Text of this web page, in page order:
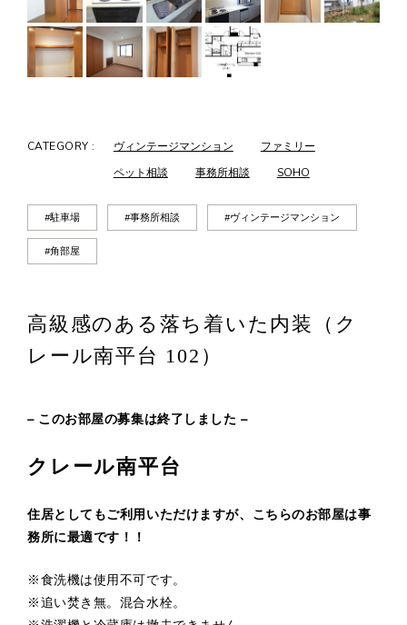
CATEGORY : ヴィンテージマンション
ファミリー
ペット相談
事務所相談 SOHO
#駐車場 #事務所相談 #ヴィンテージマンション
#角部屋
高級感のある落ち着いた内装（ク
レール南平台 102）
– このお部屋の募集は終了しました –
クレール南平台
住居としてもご利用いただけますが、こちらのお部屋は事
務所に最適です！！
※食洗機は使用不可です。
※追い焚き無。混合水栓。